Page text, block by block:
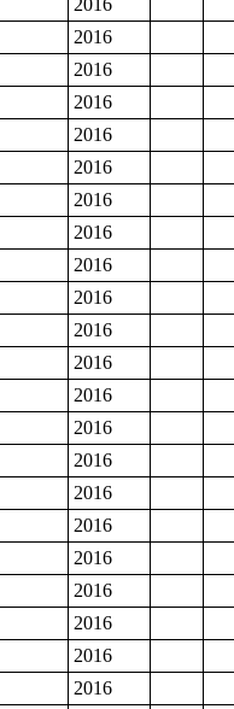
2016
2016
2016
2016
2016
2016
2016
2016
2016
2016
2016
2016
2016
2016
2016
2016
2016
2016
2016
2016
2016
2016